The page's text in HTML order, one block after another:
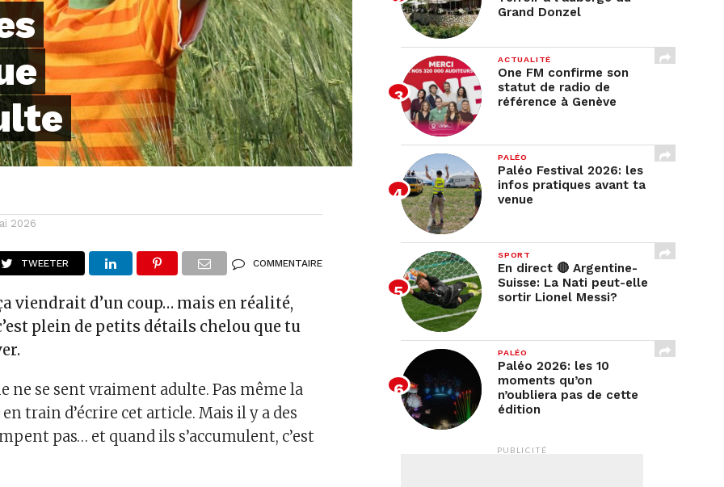
2026
TWEETER COMMENTAIRE
viendrait d’un coup… mais en réalité,
plein de petits détails chelou que tu
ne se sent vraiment adulte. Pas même la
train d’écrire cet article. Mais il y a des
pas… et quand ils s’accumulent, c’est
Grand Donzel
ACTUALITÉ
One FM confirme son
statut de radio de
référence à Genève
PALÉO
Paléo Festival 2026: les
infos pratiques avant ta
venue
SPORT
En direct 🔴 Argentine-
Suisse: La Nati peut-elle
sortir Lionel Messi?
PALÉO
Paléo 2026: les 10
moments qu’on
n’oubliera pas de cette
édition
PUBLICITÉ